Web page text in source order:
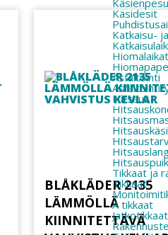
Käsidesit
Katkaisu-
Hiomalaikat
Asfaltointi
Hitsaus
Tikkaat ja
Tikkaat
A tikkaat
Jatkotikkaat
BLÅKLÄDER 2135
LÄMMÖLLÄ
KIINNITETTÄVÄ